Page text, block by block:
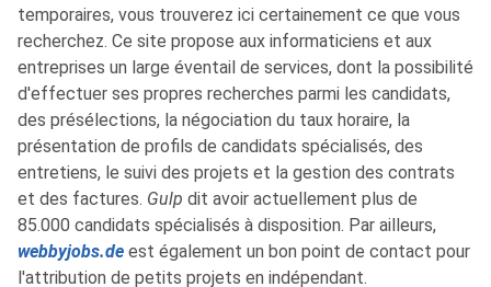
temporaires, vous trouverez ici certainement ce que vous
recherchez. Ce site propose aux informaticiens et aux
entreprises un large éventail de services, dont la possibilité
d'effectuer ses propres recherches parmi les candidats,
des présélections, la négociation du taux horaire, la
présentation de profils de candidats spécialisés, des
entretiens, le suivi des projets et la gestion des contrats
et des factures. Gulp dit avoir actuellement plus de
85.000 candidats spécialisés à disposition. Par ailleurs,
webbyjobs.de est également un bon point de contact pour
l'attribution de petits projets en indépendant.